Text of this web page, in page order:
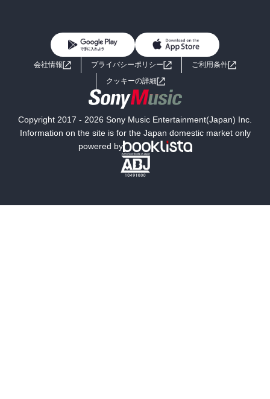
ライトノベル 男子向けラノベ
小説
海外小説
ミステリー SF
文学
よくあるご質問 お問い合わせ
会社情報 プライバシーポリシー
ご利用条件
クッキーの詳細
Copyright 2017 - 2026 Sony Music Entertainment(Japan) Inc.
Information on the site is for the Japan domestic market only
powered by